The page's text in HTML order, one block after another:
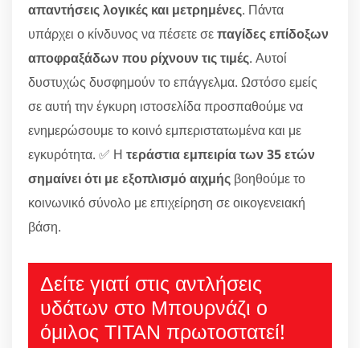
απαντήσεις λογικές και μετρημένες. Πάντα
υπάρχει ο κίνδυνος να πέσετε σεπαγίδες επίδοξων
αποφραξάδων που ρίχνουν τις τιμές. Αυτοί
δυστυχώς δυσφημούν το επάγγελμα. Ωστόσο εμείς
σε αυτή την έγκυρη ιστοσελίδα προσπαθούμε να
ενημερώσουμε το κοινό εμπεριστατωμένα και με
εγκυρότητα. ✅ Η τεράστια εμπειρία των 35 ετών
σημαίνει ότι με εξοπλισμό αιχμής βοηθούμε το
κοινωνικό σύνολο με επιχείρηση σε οικογενειακή
βάση.
Δείτε γιατί στις αντλήσεις
υδάτων στο Μπουρνάζι ο
όμιλος ΤΙΤΑΝ πρωτοστατεί!